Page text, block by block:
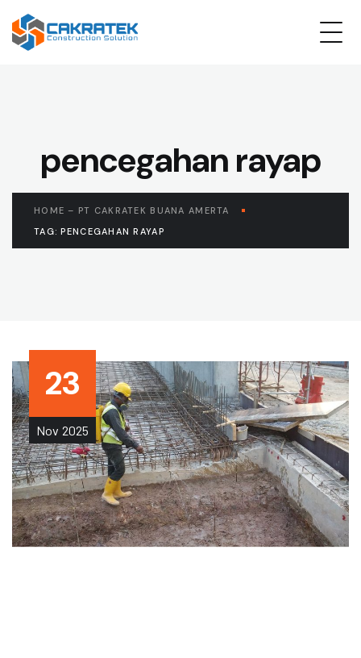
pencegahan rayap
HOME – PT CAKRATEK BUANA AMERTA
TAG: PENCEGAHAN RAYAP
23
Nov 2025